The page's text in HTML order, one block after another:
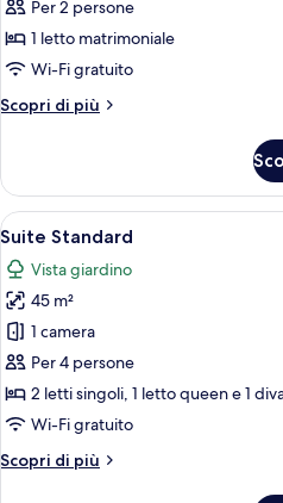
Standard
Per 2 persone
1 letto matrimoniale
Wi-Fi gratuito
Scopri di più
Altri
Standard
Apri
tutte
le
foto
per
Suite
Standard
6
Suite Standard
Vista giardino
45 m²
1 camera
Per 4 persone
2 letti singoli, 1 letto queen e 1
Wi-Fi gratuito
Scopri di più
Altri